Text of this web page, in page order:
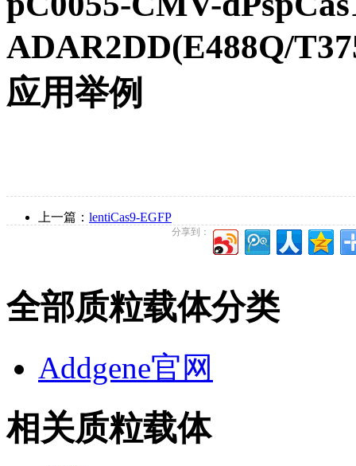
ADAR2DD(E488Q/
应用举例
上一篇： lentiCas9-EGFP
分享到：
全部质粒载体分类
Addgene官网
相关质粒载体